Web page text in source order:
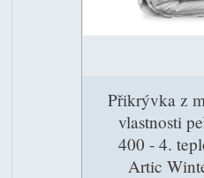
Přikrývka z
vlastnosti
400 - 4.
Artic